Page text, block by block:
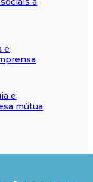
e
e
mútua